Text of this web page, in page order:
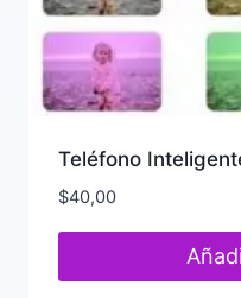
Teléfono
$40,00